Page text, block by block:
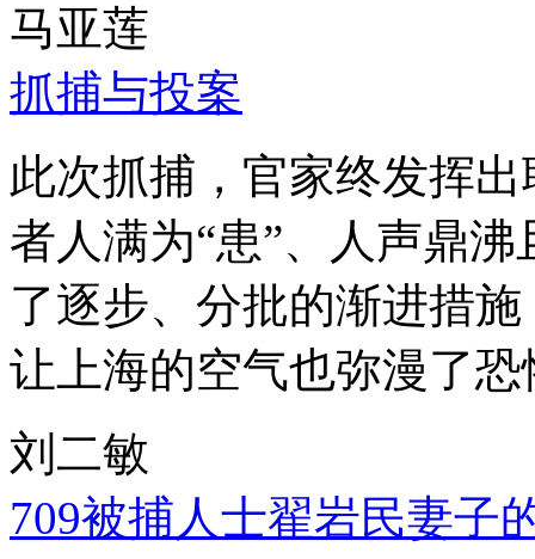
马亚莲
抓捕与投案
此次抓捕，官家终发挥
者人满为“患”、人声鼎
了逐步、分批的渐进措
让上海的空气也弥漫了
刘二敏
709被捕人士翟岩民妻子